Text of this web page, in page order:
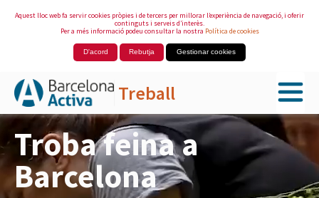
Aquest lloc web fa servir cookies pròpies i de tercers per millorar l’experiència de navegació, i oferir
continguts i serveis d’interès.
Per a més informació podeu consultar la nostra Política de cookies
D'acord Rebutja Gestionar cookies
Treball
Salta al contingut principal
Troba feina a
Barcelona